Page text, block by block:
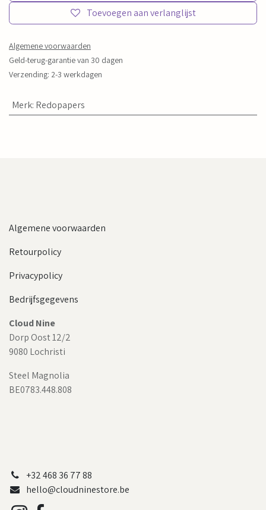
Toevoegen aan verlanglijst
Algemene voorwaarden
Geld-terug-garantie van 30 dagen
Verzending: 2-3 werkdagen
Merk: Redopapers
Algemene voorwaarden
Retourpolicy
Privacypolicy
Bedrijfsgegevens
Cloud Nine
Dorp Oost 12/2
9080 Lochristi
Steel Magnolia
BE0783.448.808
+32 468 36 77 88
hello@cloudninestore.be